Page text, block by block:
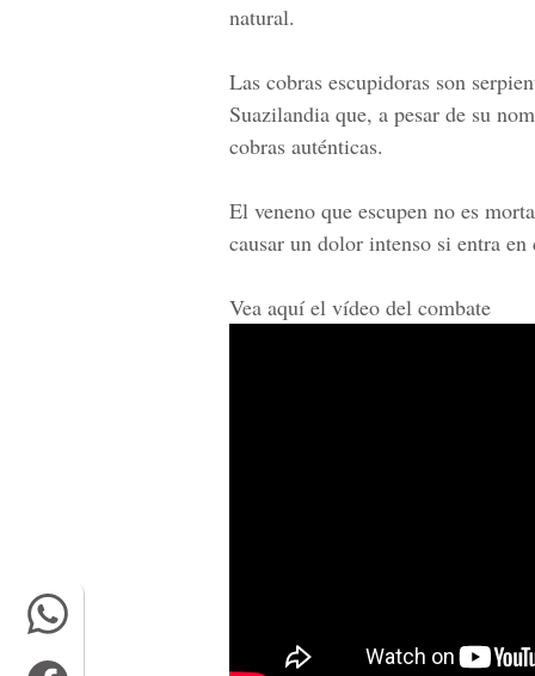
natural.
Las cobras escupidoras son
Suazilandia que, a pesar de su
cobras auténticas.
El veneno que escupen no es
causar un dolor intenso si entra
Vea aquí el vídeo del combate